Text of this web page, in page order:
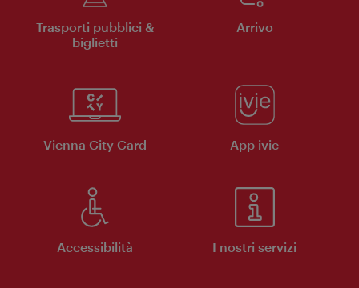
Trasporti pubblici &
biglietti
Arrivo
Vienna City Card App ivie
Accessibilità I nostri servizi